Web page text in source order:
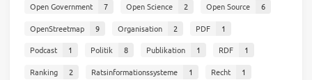
Open Government
7 Open Science 2 Open Source
6
OpenStreetmap
9 Organisation 2 PDF
1
Podcast
1 Politik 8 Publikation 1 RDF
1
Ranking
2 Ratsinformationssysteme 1 Recht
1